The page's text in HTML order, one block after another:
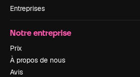
Entreprises
Notre entreprise
Prix
À propos de nous
Avis